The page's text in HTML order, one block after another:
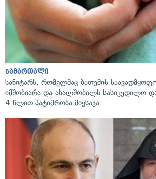
სამართალი
სანიტარს, რომელმაც ბათუმის
იმშობიარა და ახალშობილს სასიკვდილო
4 წლით პატიმრობა მიესაჯა